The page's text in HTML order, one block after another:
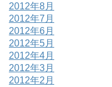
2012年8月
2012年7月
2012年6月
2012年5月
2012年4月
2012年3月
2012年2月